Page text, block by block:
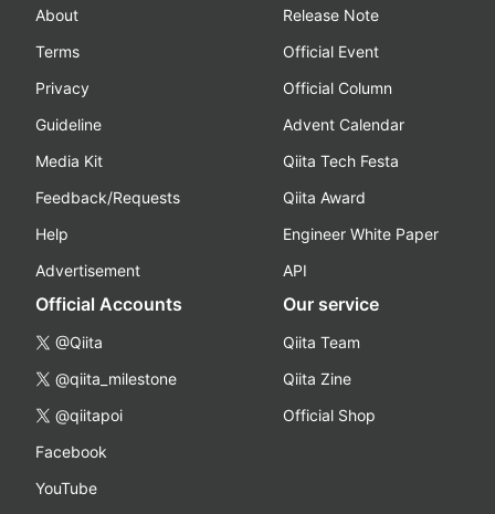
About
Terms
Privacy
Guideline
Media Kit
Feedback/Requests
Help
Advertisement
Release Note
Official Event
Official Column
Advent Calendar
Qiita Tech Festa
Qiita Award
Engineer White Paper
API
Official Accounts
@Qiita
@qiita_milestone
@qiitapoi
Facebook
YouTube
Our service
Qiita Team
Qiita Zine
Official Shop